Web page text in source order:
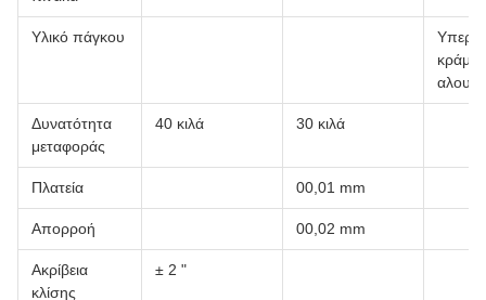
Υλικό πάγκου
κράμα
Δυνατότητα
μεταφοράς
40 κιλά 30 κιλά
Πλατεία 00,01 mm
Απορροή 00,02 mm
Ακρίβεια
κλίσης
± 2 "